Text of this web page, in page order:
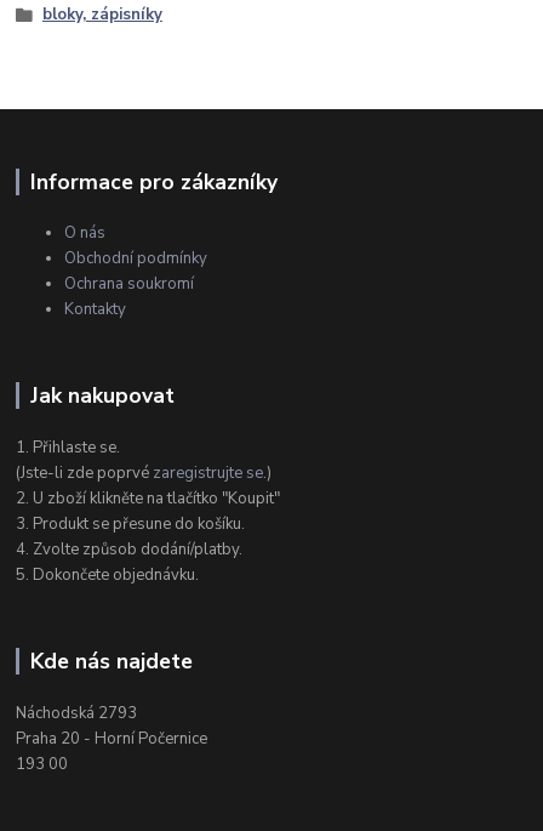
bloky, zápisníky
Informace pro zákazníky
O nás
Obchodní podmínky
Ochrana soukromí
Kontakty
Jak nakupovat
1. Přihlaste se.
(Jste-li zde poprvé zaregistrujte se.)
2. U zboží klikněte na tlačítko "Koupit"
3. Produkt se přesune do košíku.
4. Zvolte způsob dodání/platby.
5. Dokončete objednávku.
Kde nás najdete
Náchodská 2793
Praha 20 - Horní Počernice
193 00